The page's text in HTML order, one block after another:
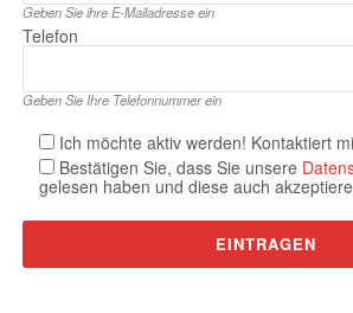
Geben Sie ihre E‑Mailadresse ein
Telefon
Geben Sie Ihre Telefonnummer ein
Ich möchte aktiv werden! Kontaktiert
Bestätigen Sie, dass Sie unsere
gelesen haben und diese auch